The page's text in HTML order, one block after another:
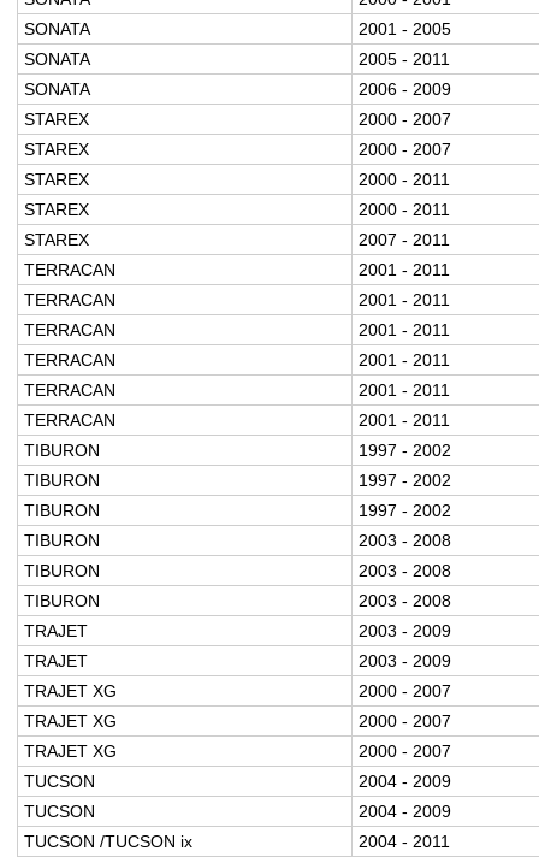
SONATA
2001 - 2005
SONATA
2005 - 2011
SONATA
2006 - 2009
STAREX
2000 - 2007
STAREX
2000 - 2007
STAREX
2000 - 2011
STAREX
2000 - 2011
STAREX
2007 - 2011
TERRACAN
2001 - 2011
TERRACAN
2001 - 2011
TERRACAN
2001 - 2011
TERRACAN
2001 - 2011
TERRACAN
2001 - 2011
TERRACAN
2001 - 2011
TIBURON
1997 - 2002
TIBURON
1997 - 2002
TIBURON
1997 - 2002
TIBURON
2003 - 2008
TIBURON
2003 - 2008
TIBURON
2003 - 2008
TRAJET
2003 - 2009
TRAJET
2003 - 2009
TRAJET XG
2000 - 2007
TRAJET XG
2000 - 2007
TRAJET XG
2000 - 2007
TUCSON
2004 - 2009
TUCSON
2004 - 2009
TUCSON /TUCSON ix
2004 - 2011